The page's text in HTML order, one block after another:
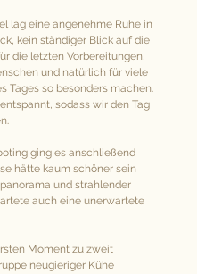
lag eine angenehme Ruhe in
kein ständiger Blick auf die
die letzten Vorbereitungen,
und natürlich für viele
Tages so besonders machen.
sodass wir den Tag
ging es anschließend
hätte kaum schöner sein
und strahlender
auch eine unerwartete
Moment zu zweit
neugieriger Kühe